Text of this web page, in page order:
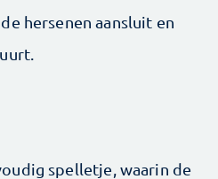
hersenen aansluit en
spelletje, waarin de